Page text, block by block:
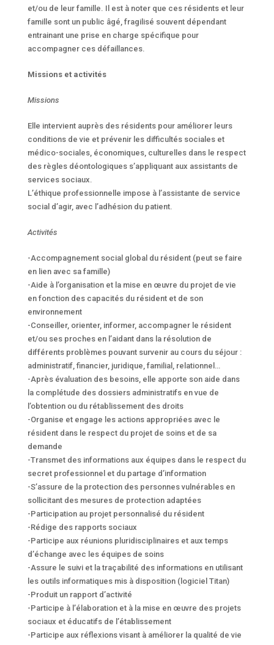
et/ou de leur famille. Il est à noter que ces résidents et leur
famille sont un public âgé, fragilisé souvent dépendant
entrainant une prise en charge spécifique pour
accompagner ces défaillances.
Missions et activités
Missions
Elle intervient auprès des résidents pour améliorer leurs
conditions de vie et prévenir les difficultés sociales et
médico-sociales, économiques, culturelles dans le respect
des règles déontologiques s’appliquant aux assistants de
services sociaux.
L’éthique professionnelle impose à l’assistante de service
social d’agir, avec l’adhésion du patient.
Activités
-Accompagnement social global du résident (peut se faire
en lien avec sa famille)
-Aide à l’organisation et la mise en œuvre du projet de vie
en fonction des capacités du résident et de son
environnement
-Conseiller, orienter, informer, accompagner le résident
et/ou ses proches en l’aidant dans la résolution de
différents problèmes pouvant survenir au cours du séjour :
administratif, financier, juridique, familial, relationnel…
-Après évaluation des besoins, elle apporte son aide dans
la complétude des dossiers administratifs en vue de
l’obtention ou du rétablissement des droits
-Organise et engage les actions appropriées avec le
résident dans le respect du projet de soins et de sa
demande
-Transmet des informations aux équipes dans le respect du
secret professionnel et du partage d’information
-S’assure de la protection des personnes vulnérables en
sollicitant des mesures de protection adaptées
-Participation au projet personnalisé du résident
-Rédige des rapports sociaux
-Participe aux réunions pluridisciplinaires et aux temps
d’échange avec les équipes de soins
-Assure le suivi et la traçabilité des informations en utilisant
les outils informatiques mis à disposition (logiciel Titan)
-Produit un rapport d’activité
-Participe à l’élaboration et à la mise en œuvre des projets
sociaux et éducatifs de l’établissement
-Participe aux réflexions visant à améliorer la qualité de vie